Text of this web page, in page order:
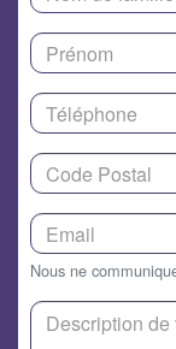
Nous ne